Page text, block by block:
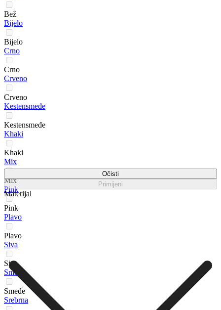
Bež
Bijelo
Bijelo
Crno
Crno
Crveno
Crveno
Kestensmeđe
Kestensmeđe
Khaki
Khaki
Mix
Mix
Pink
Pink
Plavo
Plavo
Siva
Siva
Smeđe
Smeđe
Srebrna
Očisti
Primijeni
Materijal